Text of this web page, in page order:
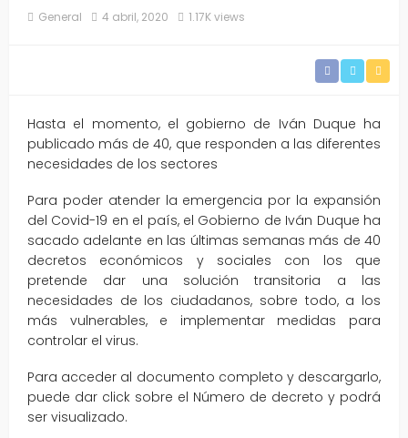
General 4 abril, 2020 1.17K views
Hasta el momento, el gobierno de Iván Duque ha
publicado más de 40, que responden a las diferentes
necesidades de los sectores
Para poder atender la emergencia por la expansión
del Covid-19 en el país, el Gobierno de Iván Duque ha
sacado adelante en las últimas semanas más de 40
decretos económicos y sociales con los que
pretende dar una solución transitoria a las
necesidades de los ciudadanos, sobre todo, a los
más vulnerables, e implementar medidas para
controlar el virus.
Para acceder al documento completo y descargarlo,
puede dar click sobre el Número de decreto y podrá
ser visualizado.